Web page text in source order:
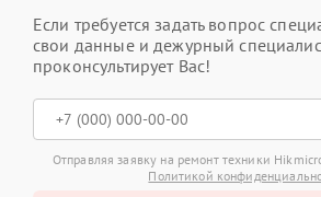
Если требуется задать вопрос
свои данные и дежурный
проконсультирует Вас!
Отправляя заявку на ремонт техники
Политикой